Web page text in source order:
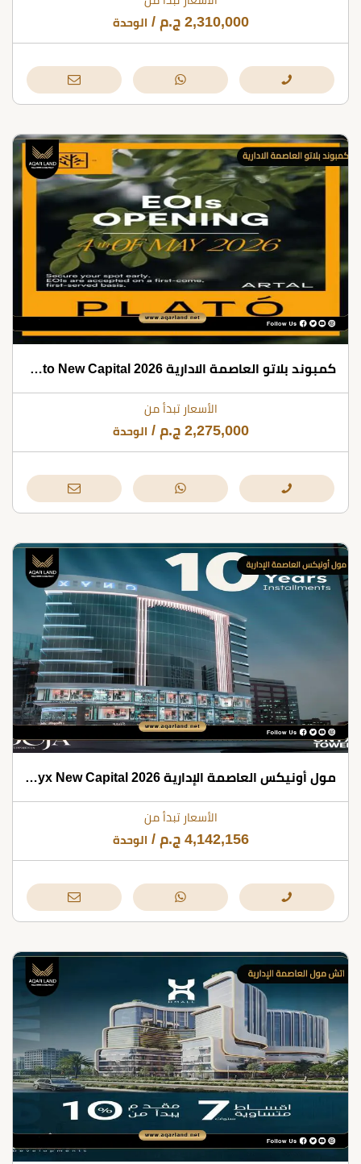
2,310,000 ج.م / الوحدة
كمبوند بلاتو العاصمة الادارية Plato New Capital 2026
الأسعار تبدأ من
2,275,000 ج.م / الوحدة
مول أونيكس العاصمة الإدارية Onyx New Capital 2026
الأسعار تبدأ من
4,142,156 ج.م / الوحدة